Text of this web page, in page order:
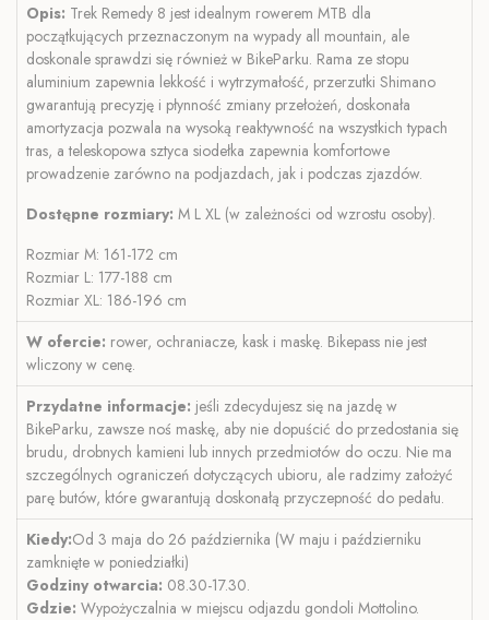
Opis: Trek Remedy 8 jest idealnym rowerem MTB dla
początkujących przeznaczonym na wypady all mountain, ale
doskonale sprawdzi się również w BikeParku. Rama ze stopu
aluminium zapewnia lekkość i wytrzymałość, przerzutki Shimano
gwarantują precyzję i płynność zmiany przełożeń, doskonała
amortyzacja pozwala na wysoką reaktywność na wszystkich typach
tras, a teleskopowa sztyca siodełka zapewnia komfortowe
prowadzenie zarówno na podjazdach, jak i podczas zjazdów.
Dostępne rozmiary: M L XL (w zależności od wzrostu osoby).
Rozmiar M: 161-172 cm
Rozmiar L: 177-188 cm
Rozmiar XL: 186-196 cm
W ofercie: rower, ochraniacze, kask i maskę. Bikepass nie jest
wliczony w cenę.
Przydatne informacje: jeśli zdecydujesz się na jazdę w
BikeParku, zawsze noś maskę, aby nie dopuścić do przedostania się
brudu, drobnych kamieni lub innych przedmiotów do oczu. Nie ma
szczególnych ograniczeń dotyczących ubioru, ale radzimy założyć
parę butów, które gwarantują doskonałą przyczepność do pedału.
Kiedy:Od 3 maja do 26 października (W maju i październiku
zamknięte w poniedziałki)
Godziny otwarcia: 08.30-17.30.
Gdzie: Wypożyczalnia w miejscu odjazdu gondoli Mottolino.